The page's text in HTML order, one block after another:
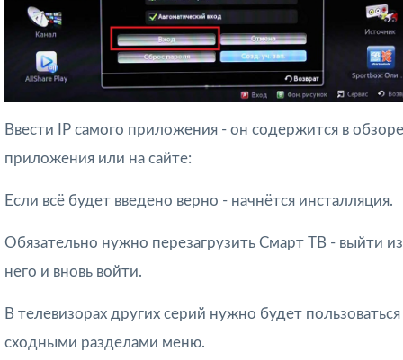
Ввести IP самого приложения - он содержится в обзоре
приложения или на сайте:
Если всё будет введено верно - начнётся инсталляция.
Обязательно нужно перезагрузить Смарт ТВ - выйти из
него и вновь войти.
В телевизорах других серий нужно будет пользоваться
сходными разделами меню.